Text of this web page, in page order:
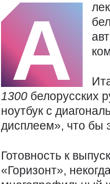
А
1300 белорусских
ноутбук с
дисплеем», что бы
Готовность к
«Горизонт»,